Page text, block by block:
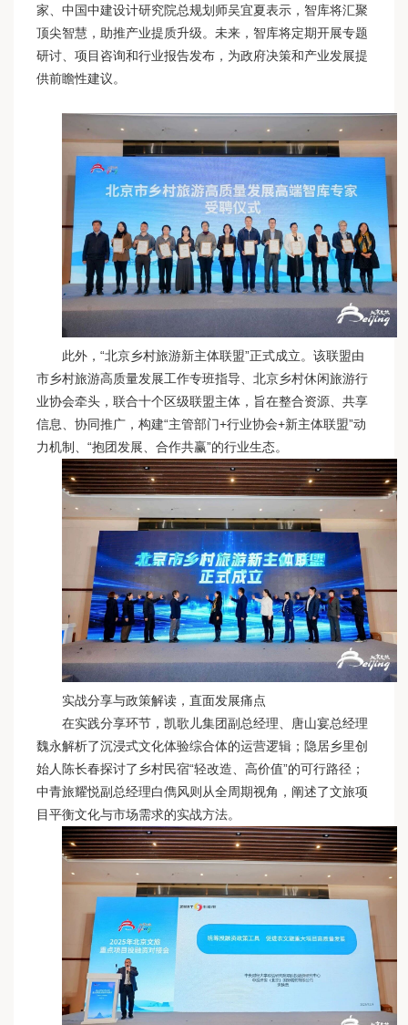
家、中国中建设计研究院总规划师吴宜夏表示，智库将汇聚
顶尖智慧，助推产业提质升级。未来，智库将定期开展专题
研讨、项目咨询和行业报告发布，为政府决策和产业发展提
供前瞻性建议。
此外，“北京乡村旅游新主体联盟”正式成立。该联盟由
市乡村旅游高质量发展工作专班指导、北京乡村休闲旅游行
业协会牵头，联合十个区级联盟主体，旨在整合资源、共享
信息、协同推广，构建“主管部门+行业协会+新主体联盟”动
力机制、“抱团发展、合作共赢”的行业生态。
实战分享与政策解读，直面发展痛点
在实践分享环节， 凯歌儿集团副总经理、唐山宴总经理
魏永解析了沉浸式文化体验综合体的运营逻辑； 隐居乡里创
始人陈长春探讨了乡村民宿“轻改造、高价值”的可行路径；
中青旅耀悦副总经理白儁风则从全周期视角，阐述了文旅项
目平衡文化与市场需求的实战方法。